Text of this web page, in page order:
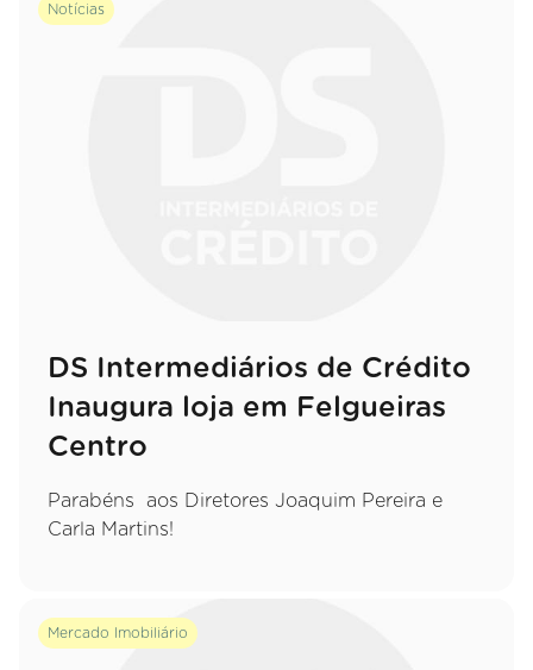
Notícias
DS Intermediários de Crédito
Inaugura loja em Felgueiras
Centro
Parabéns aos Diretores Joaquim Pereira e
Carla Martins!
Mercado Imobiliário